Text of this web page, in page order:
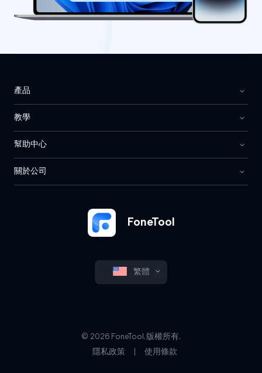
FoneTool
繁體
產品
教學
幫助中心
關於公司
© 2026 FoneTool. 版權所有.
隱私政策
使用條款